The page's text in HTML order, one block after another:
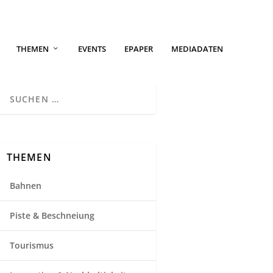
THEMEN EVENTS EPAPER MEDIADATEN
THEMEN
Bahnen
Piste & Beschneiung
Tourismus